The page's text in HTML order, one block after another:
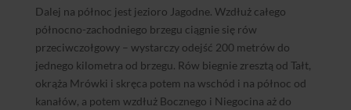
Dalej na północ jest jezioro Jagodne. Wzdłuż całego
północno-zachodniego brzegu ciągnie się rów
przeciwczołgowy – wystarczy odejść 200 metrów do
jednego kilometra od brzegu. Rów biegnie zresztą od Tałt,
okrąża Mrówki i skręca potem na wschód i na północ od
kanałów, a potem wzdłuż Bocznego i Niegocina aż do